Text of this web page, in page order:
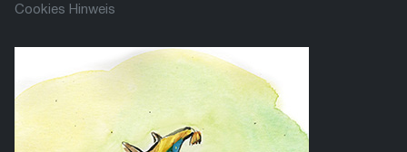
Cookies Hinweis